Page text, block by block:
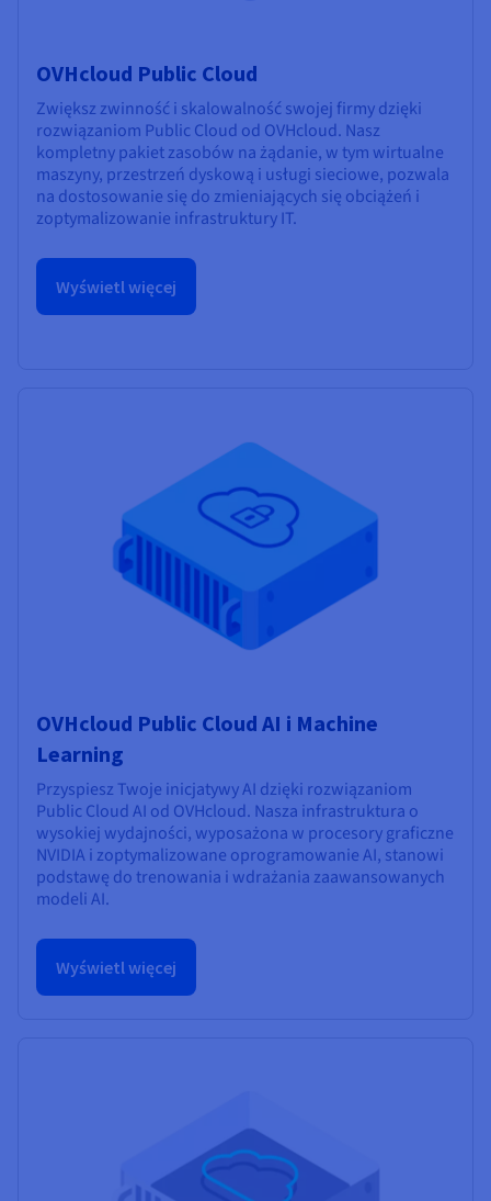
OVHcloud Public Cloud
Zwiększ zwinność i skalowalność swojej firmy dzięki
rozwiązaniom Public Cloud od OVHcloud. Nasz
kompletny pakiet zasobów na żądanie, w tym wirtualne
maszyny, przestrzeń dyskową i usługi sieciowe, pozwala
na dostosowanie się do zmieniających się obciążeń i
zoptymalizowanie infrastruktury IT.
Wyświetl więcej
OVHcloud Public Cloud AI i Machine
Learning
Przyspiesz Twoje inicjatywy AI dzięki rozwiązaniom
Public Cloud AI od OVHcloud. Nasza infrastruktura o
wysokiej wydajności, wyposażona w procesory graficzne
NVIDIA i zoptymalizowane oprogramowanie AI, stanowi
podstawę do trenowania i wdrażania zaawansowanych
modeli AI.
Wyświetl więcej